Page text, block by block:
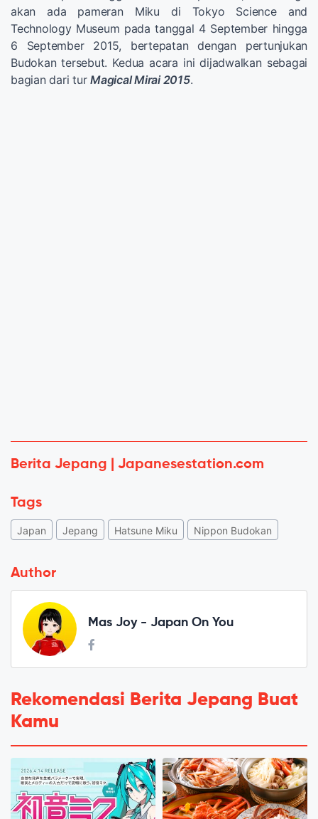
akan ada pameran Miku di Tokyo Science and
Technology Museum pada tanggal 4 September hingga
6 September 2015, bertepatan dengan pertunjukan
Budokan tersebut. Kedua acara ini dijadwalkan sebagai
bagian dari tur Magical Mirai 2015.
Berita Jepang | Japanesestation.com
Tags
Japan Jepang Hatsune Miku Nippon Budokan
Author
Mas Joy - Japan On You
Rekomendasi Berita Jepang Buat
Kamu